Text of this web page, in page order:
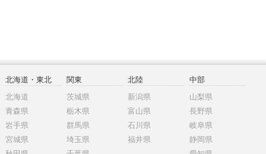
北海道・東北
北海道
青森県
岩手県
宮城県
関東
茨城県
栃木県
群馬県
埼玉県
北陸
新潟県
富山県
石川県
福井県
中部
山梨県
長野県
岐阜県
静岡県